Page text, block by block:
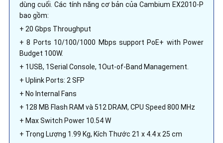
dùng cuối. Các tính năng cơ bản của Cambium EX2010-P
bao gồm:
+ 20 Gbps Throughput
+ 8 Ports 10/100/1000 Mbps support PoE+ with Power
Budget 100W.
+ 1USB, 1Serial Console, 1Out-of-Band Management.
+ Uplink Ports: 2 SFP
+ No Internal Fans
+ 128 MB Flash RAM và 512 DRAM, CPU Speed 800 MHz
+ Max Switch Power 10.54 W
+ Trọng Lượng 1.99 Kg, Kích Thước 21 x 4.4 x 25 cm